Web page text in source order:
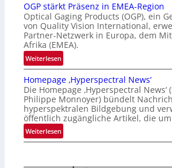
t
i
o
n
l
V
i
s
i
o
n
l
a
n
d
o
b
e
t
e
i
i
g
OGP stärkt Präsenz in EMEA-Region
Optical Gaging Products (OGP), ein
von Quality Vision International,
Partner-Netzwerk in Europa, dem
Afrika (EMEA).
Weiterlesen:
O
G
P
s
t
ä
r
Homepage ‚Hyperspectral News‘
Die Homepage ‚Hyperspectral
Philippe Monnoyer) bündelt
hyperspektralen Bildgebung und
öffentlich zugängliche Artikel, die
Weiterlesen:
H
m